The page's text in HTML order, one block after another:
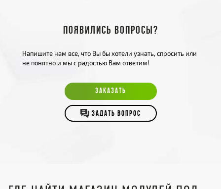
Появились вопросы?
Напишите нам все, что Вы бы хотели узнать, спросить или
не понятно и мы с радостью Вам ответим!
ЗАКАЗАТЬ
ЗАДАТЬ ВОПРОС